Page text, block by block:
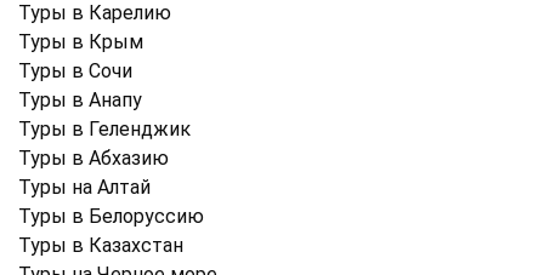
Туры в Карелию
Туры в Крым
Туры в Cочи
Туры в Анапу
Туры в Геленджик
Туры в Абхазию
Туры на Алтай
Туры в Белоруссию
Туры в Казахстан